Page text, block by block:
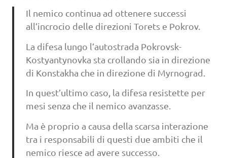
Il nemico continua ad ottenere successi
all’incrocio delle direzioni Torets e Pokrov.
La difesa lungo l’autostrada Pokrovsk-
Kostyantynovka sta crollando sia in direzione
di Konstakha che in direzione di Myrnograd.
In quest’ultimo caso, la difesa resistette per
mesi senza che il nemico avanzasse.
Ma è proprio a causa della scarsa interazione
tra i responsabili di questi due ambiti che il
nemico riesce ad avere successo.